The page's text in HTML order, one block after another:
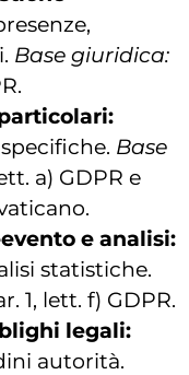
Base giuridica:
Base
a) GDPR e
e analisi:
statistiche.
1, lett. f) GDPR.
legali:
autorità.